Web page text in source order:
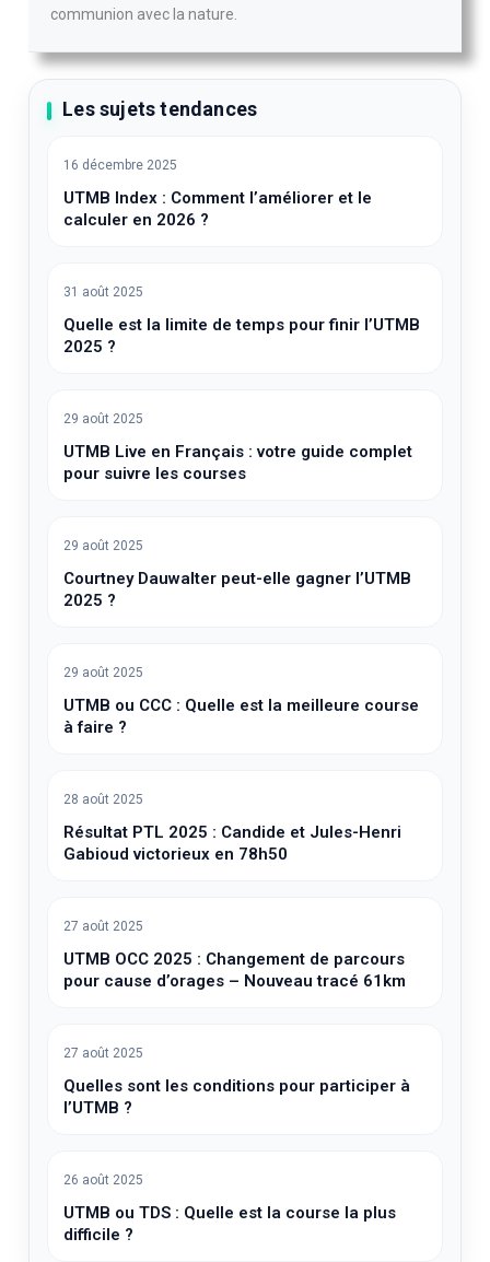
communion avec la nature.
Les sujets tendances
16 décembre 2025
UTMB Index : Comment l’améliorer et le
calculer en 2026 ?
31 août 2025
Quelle est la limite de temps pour finir l’UTMB
2025 ?
29 août 2025
UTMB Live en Français : votre guide complet
pour suivre les courses
29 août 2025
Courtney Dauwalter peut-elle gagner l’UTMB
2025 ?
29 août 2025
UTMB ou CCC : Quelle est la meilleure course
à faire ?
28 août 2025
Résultat PTL 2025 : Candide et Jules-Henri
Gabioud victorieux en 78h50
27 août 2025
UTMB OCC 2025 : Changement de parcours
pour cause d’orages – Nouveau tracé 61km
27 août 2025
Quelles sont les conditions pour participer à
l’UTMB ?
26 août 2025
UTMB ou TDS : Quelle est la course la plus
difficile ?